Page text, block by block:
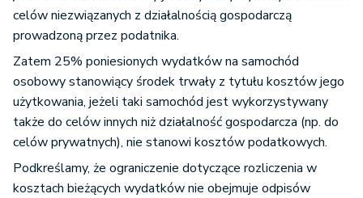
celów niezwiązanych z działalnością gospodarczą
prowadzoną przez podatnika.
Zatem 25% poniesionych wydatków na samochód
osobowy stanowiący środek trwały z tytułu kosztów jego
użytkowania, jeżeli taki samochód jest wykorzystywany
także do celów innych niż działalność gospodarcza (np. do
celów prywatnych), nie stanowi kosztów podatkowych.
Podkreślamy, że ograniczenie dotyczące rozliczenia w
kosztach bieżących wydatków nie obejmuje odpisów